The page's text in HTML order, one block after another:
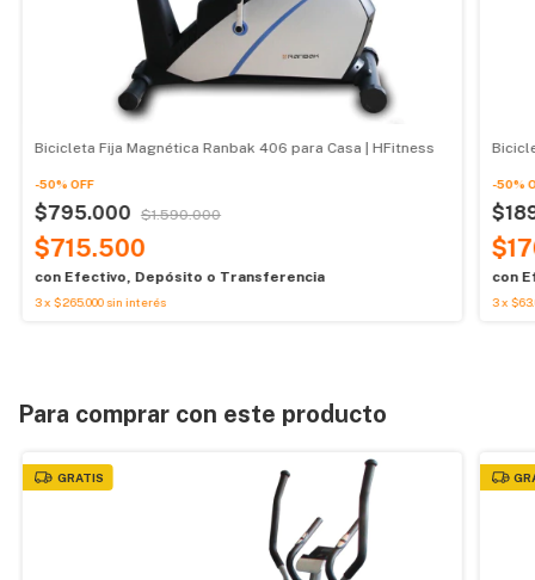
Bicicleta Fija Magnética Ranbak 406 para Casa | HFitness
-50% OFF
$795.000 $1.590.000
$715.500
con Efectivo, Depósito o Transferencia
3x $265.000sin interés
-50%
con
3 x
Para comprar con este producto
GRATIS